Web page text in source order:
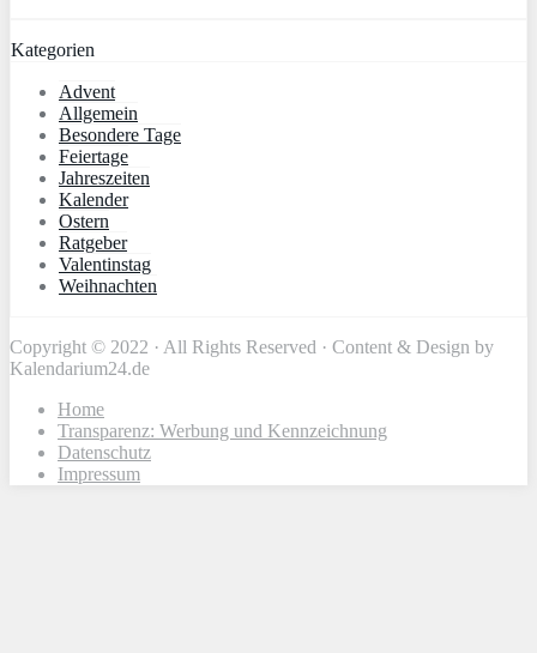
Kategorien
Advent
Allgemein
Besondere Tage
Feiertage
Jahreszeiten
Kalender
Ostern
Ratgeber
Valentinstag
Weihnachten
Copyright © 2022 · All Rights Reserved · Content & Design by
Kalendarium24.de
Home
Transparenz: Werbung und Kennzeichnung
Datenschutz
Impressum